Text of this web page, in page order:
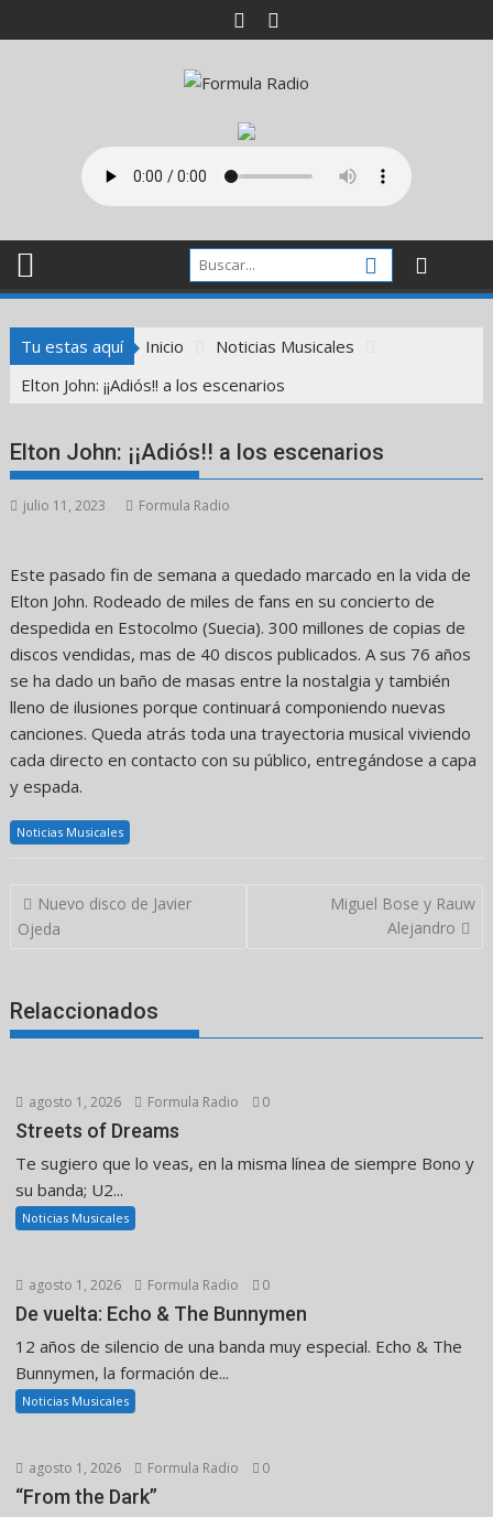
al
Tu estas aquí Inicio
Noticias Musicales
Elton John: ¡¡Adiós!! a los escenarios
Elton John: ¡¡Adiós!! a los escenarios
julio 11, 2023 Formula Radio
Este pasado fin de semana a quedado marcado en la vida de
Elton John. Rodeado de miles de fans en su concierto de
despedida en Estocolmo (Suecia). 300 millones de copias de
discos vendidas, mas de 40 discos publicados. A sus 76 años
se ha dado un baño de masas entre la nostalgia y también
lleno de ilusiones porque continuará componiendo nuevas
canciones. Queda atrás toda una trayectoria musical viviendo
cada directo en contacto con su público, entregándose a capa
y espada.
Noticias Musicales
Navegación
de
Nuevo disco de Javier
Ojeda
Miguel Bose y Rauw
Alejandro
Relaccionados
agosto 1, 2026 Formula Radio 0
Streets of Dreams
Te sugiero que lo veas, en la misma línea de siempre Bono y
su banda; U2...
Noticias Musicales
agosto 1, 2026 Formula Radio 0
De vuelta: Echo & The Bunnymen
12 años de silencio de una banda muy especial. Echo & The
Bunnymen, la formación de...
Noticias Musicales
agosto 1, 2026 Formula Radio 0
“From the Dark”